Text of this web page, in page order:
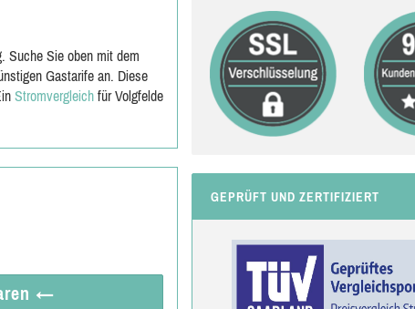
Suche Sie oben mit dem
Gastarife an. Diese
Stromvergleich für Volgfelde
←
GEPRÜFT UND ZERTIFIZIERT